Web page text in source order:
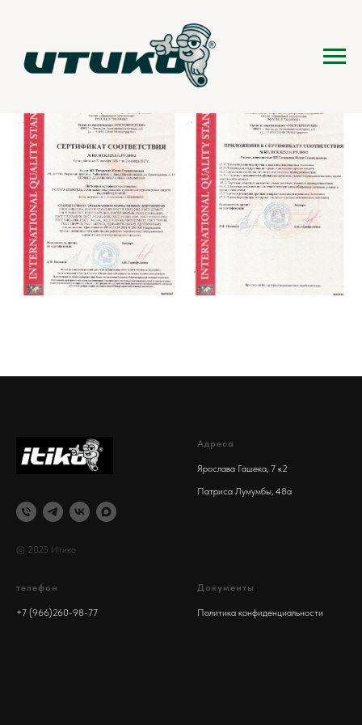
© 2025 Итико
Адреса
Ярослава Гашека, 7 к2
Патриса Лумумбы, 48а
телефон
+7 (966)260-98-77
Документы
Политика конфиденциальности